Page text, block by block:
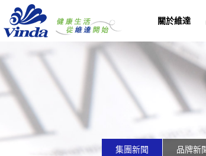
關於維達
集團新聞 品牌新